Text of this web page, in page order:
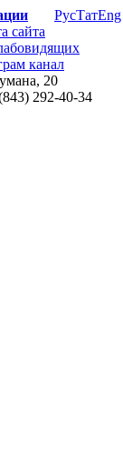
РусТатEng
20
292-40-34